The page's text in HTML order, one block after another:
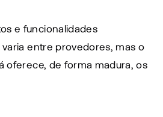
e funcionalidades
varia entre provedores, mas o
oferece, de forma madura, os